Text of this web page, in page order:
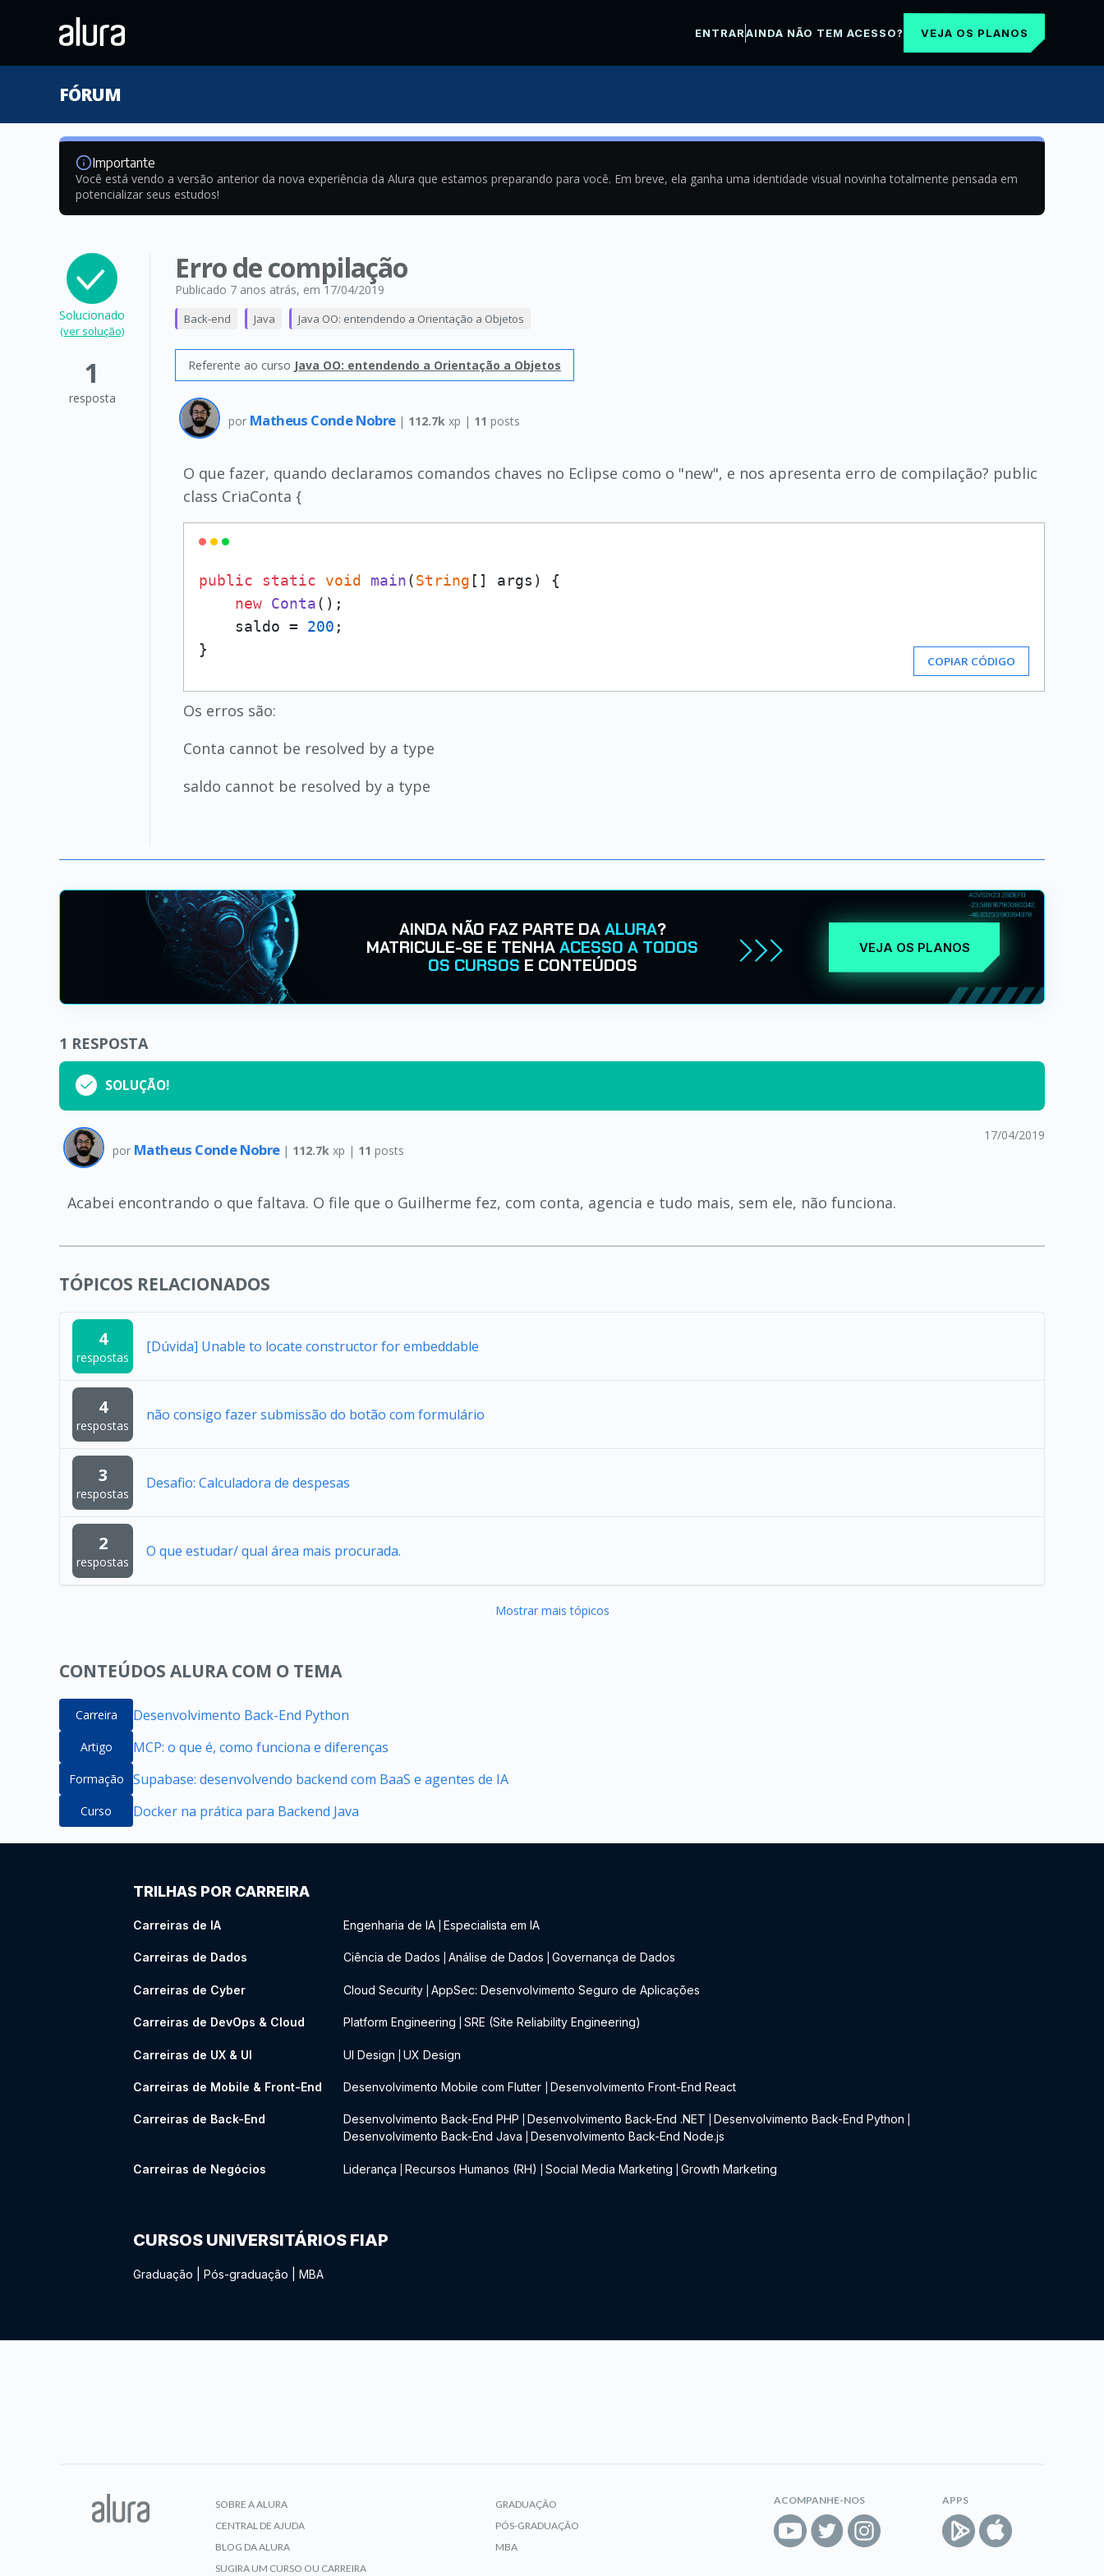
ENTRARAINDA NÃO TEM ACESSO? VEJA OS PLANOS
FÓRUM
Importante
Você está vendo a versão anterior da nova experiência da Alura que estamos preparando para você. Em breve, ela ganha uma identidade visual novinha totalmente pensada em
potencializar seus estudos!
Solucionado
(ver solução)
1
resposta
Erro de compilação
Publicado 7 anos atrás, em 17/04/2019
Back-end Java Java OO: entendendo a Orientação a Objetos
Referente ao curso Java OO: entendendo a Orientação a Objetos
por Matheus Conde Nobre | 112.7k xp | 11 posts
O que fazer, quando declaramos comandos chaves no Eclipse como o "new", e nos apresenta erro de compilação? public
class CriaConta {
public static void main(String [] args ) {
new Conta();
    saldo =
200 ;
}
COPIAR CÓDIGO
Os erros são:
Conta cannot be resolved by a type
saldo cannot be resolved by a type
AINDA NÃO FAZ PARTE DAALURA?
MATRICULE-SE E TENHAACESSO A TODOS
OS CURSOS E CONTEÚDOS
VEJA OS PLANOS
1 RESPOSTA
SOLUÇÃO!
por Matheus Conde Nobre | 112.7k xp | 11 posts
17/04/2019
Acabei encontrando o que faltava. O file que o Guilherme fez, com conta, agencia e tudo mais, sem ele, não funciona.
TÓPICOS RELACIONADOS
4
respostas
[Dúvida] Unable to locate constructor for embeddable
4
respostas
não consigo fazer submissão do botão com formulário
3
respostas
Desafio: Calculadora de despesas
2
respostas
O que estudar/ qual área mais procurada.
Mostrar mais tópicos
CONTEÚDOS ALURA COM O TEMA
Carreira Desenvolvimento Back-End Python
Artigo MCP: o que é, como funciona e diferenças
Formação Supabase: desenvolvendo backend com BaaS e agentes de IA
Curso Docker na prática para Backend Java
TRILHAS POR CARREIRA
Carreiras de IA Engenharia de IA Especialista em IA
Carreiras de Dados Ciência de Dados Análise de Dados Governança de Dados
Carreiras de Cyber Cloud Security AppSec: Desenvolvimento Seguro de Aplicações
Carreiras de DevOps & Cloud Platform Engineering SRE (Site Reliability Engineering)
Carreiras de UX & UI UI Design UX Design
Carreiras de Mobile & Front-End Desenvolvimento Mobile com Flutter Desenvolvimento Front-End React
Carreiras de Back-End Desenvolvimento Back-End PHP Desenvolvimento Back-End .NET Desenvolvimento Back-End Python
Desenvolvimento Back-End Java Desenvolvimento Back-End Node.js
Carreiras de Negócios Liderança Recursos Humanos (RH) Social Media Marketing Growth Marketing
CURSOS UNIVERSITÁRIOS FIAP
Graduação Pós-graduação MBA
SOBRE A ALURA
CENTRAL DE AJUDA
BLOG DA ALURA
SUGIRA UM CURSO OU CARREIRA
GRADUAÇÃO
PÓS-GRADUAÇÃO
MBA
ACOMPANHE-NOS APPS